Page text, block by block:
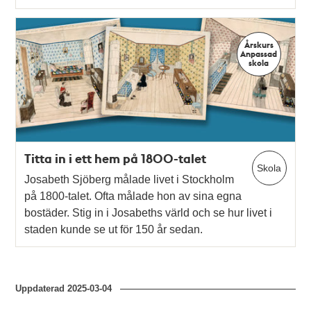
Årskurs
Anpassad
skola
Skola
Titta in i ett hem på 1800-talet
Josabeth Sjöberg målade livet i Stockholm
på 1800-talet. Ofta målade hon av sina egna
bostäder. Stig in i Josabeths värld och se hur livet i
staden kunde se ut för 150 år sedan.
Uppdaterad2025-03-04